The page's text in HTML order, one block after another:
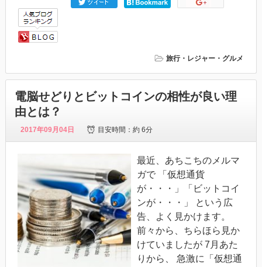
旅行・レジャー・グルメ
電脳せどりとビットコインの相性が良い理
由とは？
2017年09月04日 目安時間：約 6分
最近、あちこちのメルマ
ガで 「仮想通貨
が・・・」「ビットコイ
ンが・・・」 という広
告、よく見かけます。
前々から、ちらほら見か
けていましたが 7月あた
りから、 急激に「仮想通